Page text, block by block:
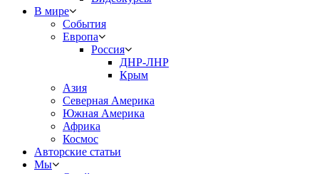
В мире
События
Европа
Россия
ДНР-ЛНР
Крым
Азия
Северная Америка
Южная Америка
Африка
Космос
Авторские статьи
Мы